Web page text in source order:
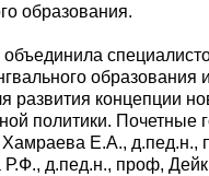
образования.
образования
развития концепции
политики. Почетные
Е.А., д.пед.н.,
д.пед.н., проф,